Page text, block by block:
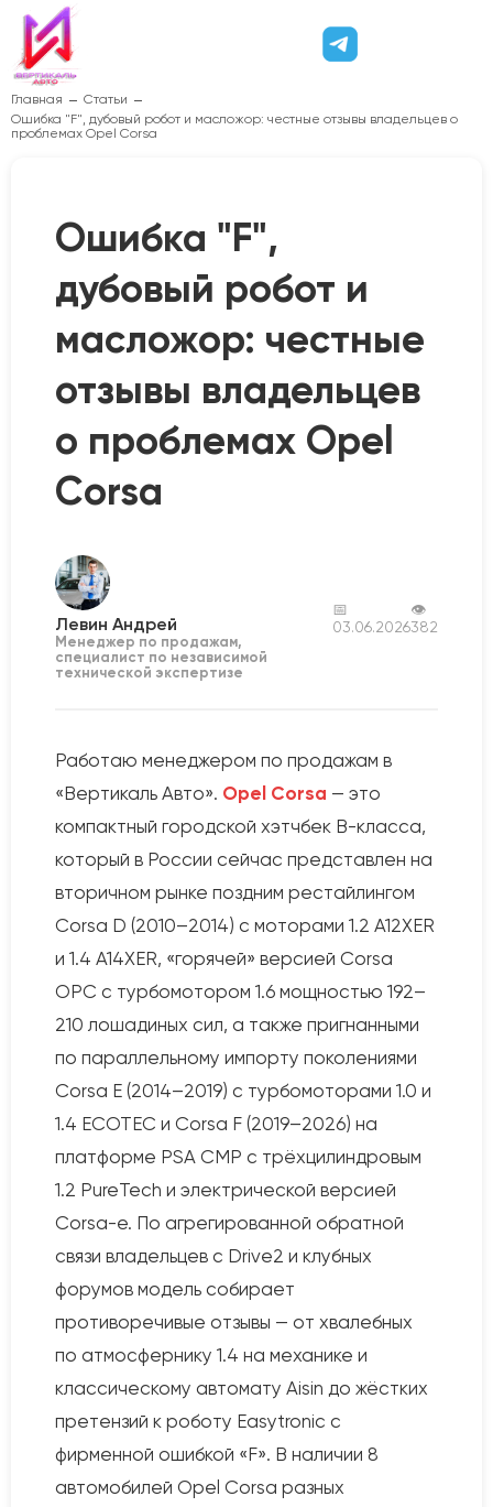
Главная
Статьи
Ошибка "F", дубовый робот и масложор: честные отзывы владельцев о
проблемах Opel Corsa
Ошибка "F",
дубовый робот и
масложор: честные
отзывы владельцев
о проблемах Opel
Corsa
Левин Андрей
Менеджер по продажам,
специалист по независимой
технической экспертизе
📅
03.06.2026
👁
382
Работаю менеджером по продажам в
«Вертикаль Авто». Opel Corsa — это
компактный городской хэтчбек B-класса,
который в России сейчас представлен на
вторичном рынке поздним рестайлингом
Corsa D (2010–2014) с моторами 1.2 A12XER
и 1.4 A14XER, «горячей» версией Corsa
OPC с турбомотором 1.6 мощностью 192–
210 лошадиных сил, а также пригнанными
по параллельному импорту поколениями
Corsa E (2014–2019) с турбомоторами 1.0 и
1.4 ECOTEC и Corsa F (2019–2026) на
платформе PSA CMP с трёхцилиндровым
1.2 PureTech и электрической версией
Corsa-e. По агрегированной обратной
связи владельцев с Drive2 и клубных
форумов модель собирает
противоречивые отзывы — от хвалебных
по атмосфернику 1.4 на механике и
классическому автомату Aisin до жёстких
претензий к роботу Easytronic с
фирменной ошибкой «F». В наличии 8
автомобилей Opel Corsa разных